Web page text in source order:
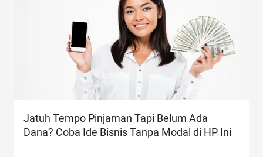
Jatuh Tempo Pinjaman Tapi Belum Ada
Dana? Coba Ide Bisnis Tanpa Modal di HP Ini